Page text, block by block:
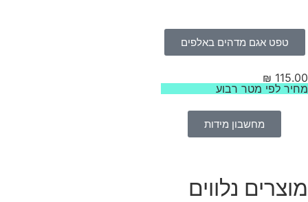
טפט אגם מדהים באלפים
₪
לפי מטר רבוע
מחשבון מידות
נלווים